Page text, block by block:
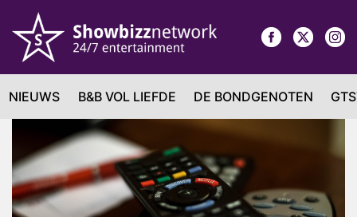
NIEUWS B&B VOL LIEFDE DE BONDGENOTEN